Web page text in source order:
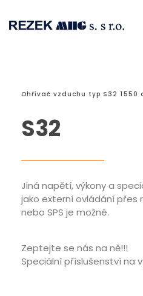
Ohřívač vzduchu typ S32 1550
S32
Jiná napětí, výkony a
jako externí ovládání přes
nebo SPS je možné.
Zeptejte se nás na ně!!!
Speciální příslušenství na